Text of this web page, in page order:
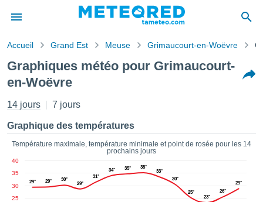
de
a
des
Vous
Accueil Grand Est Meuse Grimaucourt-en-Woëvre
Graphiques météo pour Grimaucourt-
en-Woëvre
14 jours 7 jours
Graphique des températures
Température maximale, température minimale et point de rosée pour les 14
prochains jours
25
30
35
40
29° 29° 30°
29°
31°
34° 35° 35°
33°
30°
25°
23°
26°
29°